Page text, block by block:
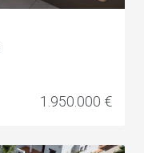
1.950.000 €